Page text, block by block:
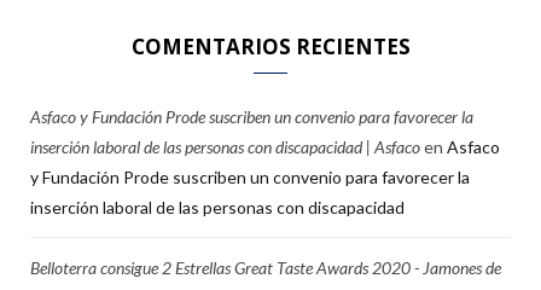
COMENTARIOS RECIENTES
Asfaco y Fundación Prode suscriben un convenio para favorecer la
inserción laboral de las personas con discapacidad | Asfacoen Asfaco
y Fundación Prode suscriben un convenio para favorecer la
inserción laboral de las personas con discapacidad
Belloterra consigue 2 Estrellas Great Taste Awards 2020 - Jamones de